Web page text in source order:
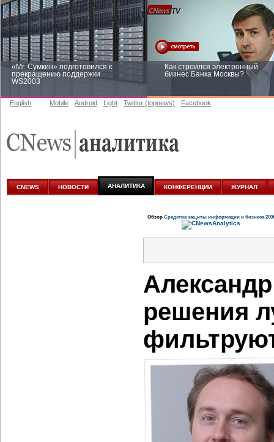
«Mr. Сумкин» подготовился к
прекращению поддержки
WS2003
Как строился электронный
бизнес Банка Москвы?
аналитике
English Mobile Android Light Twitter (topnews) Facebook
CNEWS НОВОСТИ АНАЛИТИКА КОНФЕРЕНЦИИ ЖУРНАЛ
Обзор Средства защиты информации и бизнеса
решения